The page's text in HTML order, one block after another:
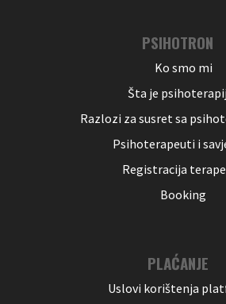
PSIHOTRON
Ko smo mi
Šta je
Razlozi za susret sa
Psihoterapeuti i
Registracija
Booking
PLAĆANJE
Uslovi korištenja